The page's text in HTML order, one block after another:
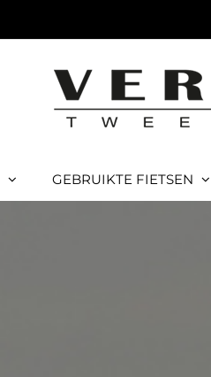
GEBRUIKTE FIETSEN